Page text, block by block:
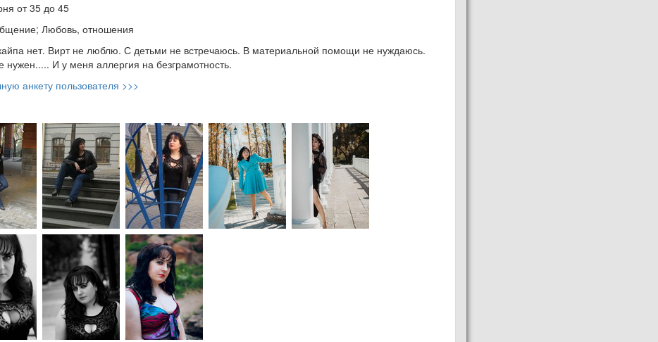
от 35 до 45
Любовь, отношения
нет. Вирт не люблю. С детьми не встречаюсь. В материальной помощи не нуждаюсь.
нужен..... И у меня аллергия на безграмотность.
анкету пользователя >>>